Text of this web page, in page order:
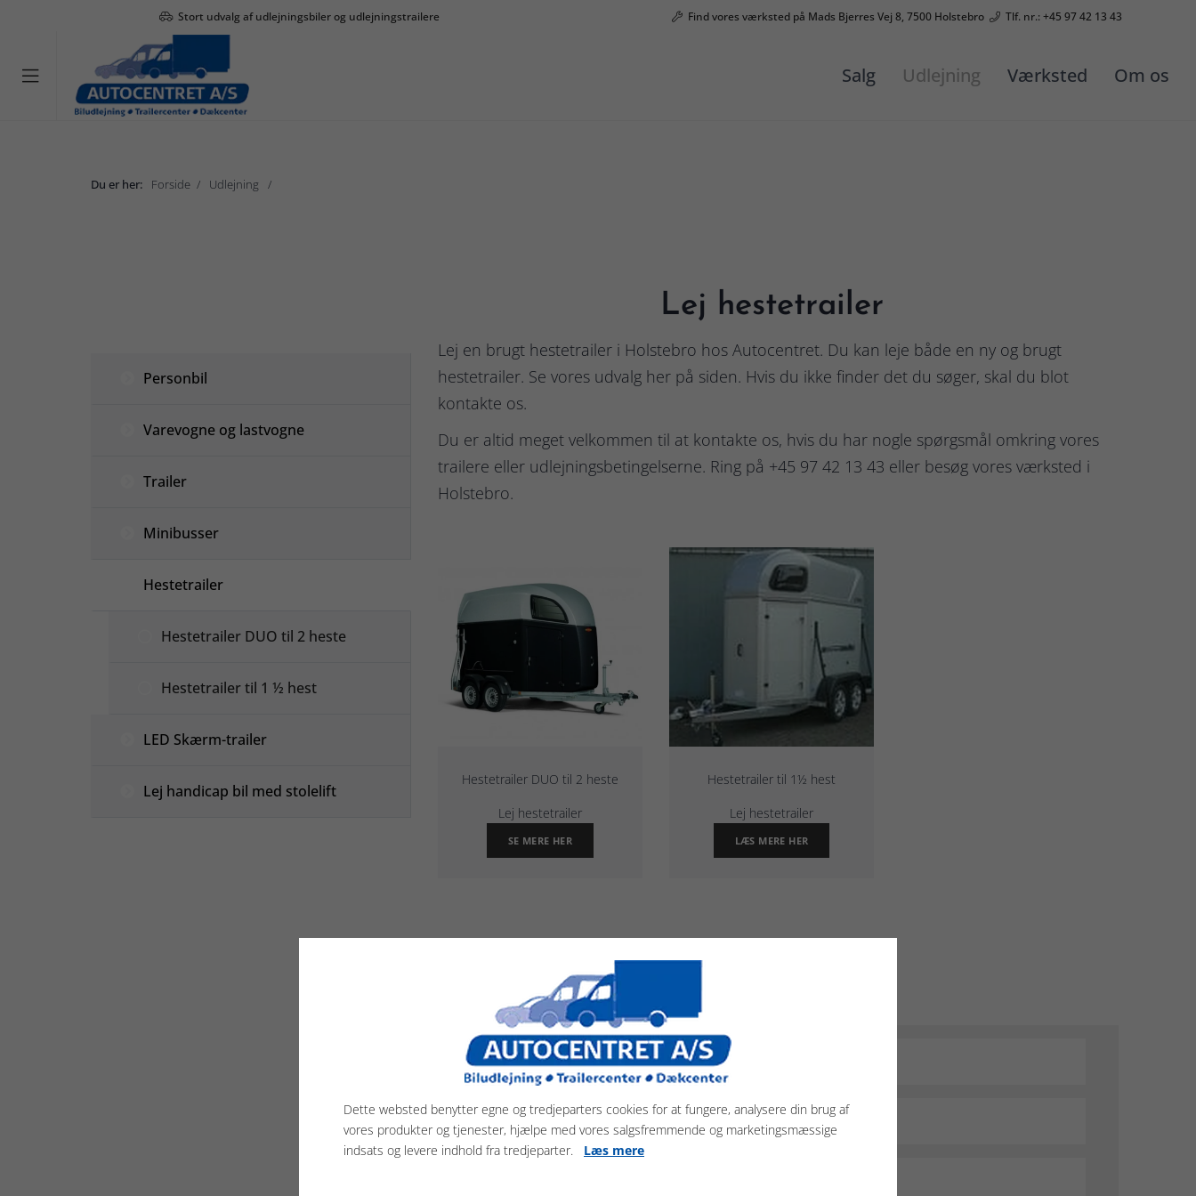
Stort udvalg af udlejningsbiler og udlejningstrailere Find vores værksted på Mads Bjerres Vej 8, 7500 Holstebro Tlf. nr.: +45 97 42 13 43
 Salg Udlejning Værksted Om os
Du er her: Forside Udlejning
Personbil
Varevogne og lastvogne
Trailer
Minibusser
Hestetrailer
Hestetrailer DUO til 2 heste
Hestetrailer til 1 ½ hest
LED Skærm-trailer
Lej handicap bil med stolelift
Lej hestetrailer
Lej en brugt hestetrailer i Holstebro hos Autocentret. Du kan leje både en ny og brugt
hestetrailer. Se vores udvalg her på siden. Hvis du ikke finder det du søger, skal du blot
kontakte os.
Du er altid meget velkommen til at kontakte os, hvis du har nogle spørgsmål omkring vores
trailere eller udlejningsbetingelserne. Ring på +45 97 42 13 43 eller besøg vores værksted i
Holstebro.
Hestetrailer DUO til 2 heste
Lej hestetrailer
SE MERE HER
Hestetrailer til 1½ hest
Lej hestetrailer
LÆS MERE HER
Har du spørgsmål?
håndplukket et udvalg af både nye og brugte
trailere, til en god pris.
Dette websted benytter egne og tredjeparters cookies for at fungere, analysere din brug af
vores produkter og tjenester, hjælpe med vores salgsfremmende og marketingsmæssige
indsats og levere indhold fra tredjeparter. Læs mere